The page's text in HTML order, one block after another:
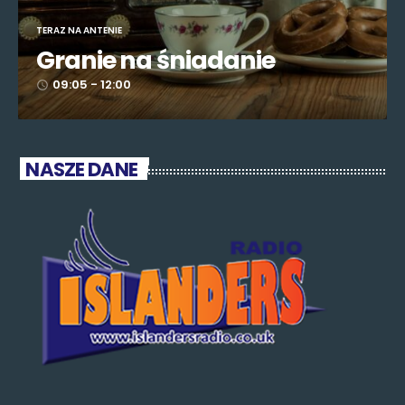
TERAZ NA ANTENIE
Granie na śniadanie
access_time 09:05 - 12:00
NASZE DANE